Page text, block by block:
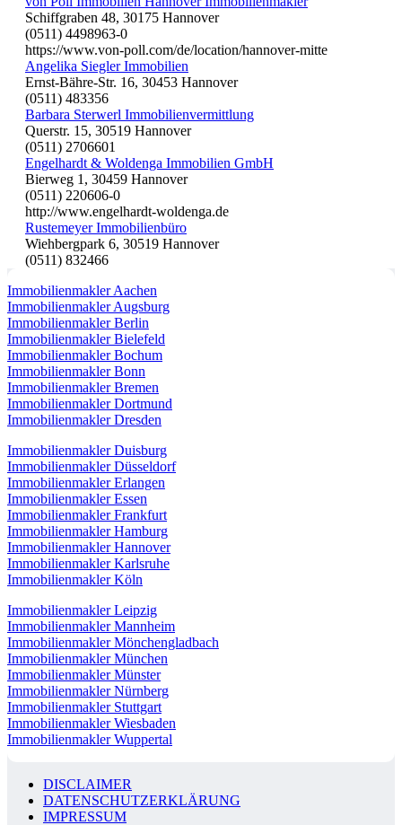
Schiffgraben 48, 30175 Hannover
(0511) 4498963-0
https://www.von-poll.com/de/location/hannover-mitte
Angelika Siegler Immobilien
Ernst-Bähre-Str. 16, 30453 Hannover
(0511) 483356
Barbara Sterwerl Immobilienvermittlung
Querstr. 15, 30519 Hannover
(0511) 2706601
Engelhardt & Woldenga Immobilien GmbH
Bierweg 1, 30459 Hannover
(0511) 220606-0
http://www.engelhardt-woldenga.de
Rustemeyer Immobilienbüro
Wiehbergpark 6, 30519 Hannover
(0511) 832466
Immobilienmakler Aachen
Immobilienmakler Augsburg
Immobilienmakler Berlin
Immobilienmakler Bielefeld
Immobilienmakler Bochum
Immobilienmakler Bonn
Immobilienmakler Bremen
Immobilienmakler Dortmund
Immobilienmakler Dresden
Immobilienmakler Duisburg
Immobilienmakler Düsseldorf
Immobilienmakler Erlangen
Immobilienmakler Essen
Immobilienmakler Frankfurt
Immobilienmakler Hamburg
Immobilienmakler Hannover
Immobilienmakler Karlsruhe
Immobilienmakler Köln
Immobilienmakler Leipzig
Immobilienmakler Mannheim
Immobilienmakler Mönchengladbach
Immobilienmakler München
Immobilienmakler Münster
Immobilienmakler Nürnberg
Immobilienmakler Stuttgart
Immobilienmakler Wiesbaden
Immobilienmakler Wuppertal
DISCLAIMER
DATENSCHUTZERKLÄRUNG
IMPRESSUM